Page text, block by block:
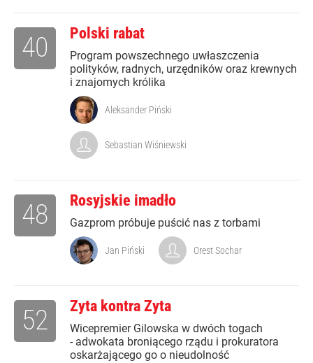
Polski rabat
Program powszechnego uwłaszczenia
polityków, radnych, urzędników oraz krewnych
i znajomych królika
40
Aleksander Piński
Sebastian Wiśniewski
Rosyjskie imadło
Gazprom próbuje puścić nas z torbami
48
Jan Piński Orest Sochar
Zyta kontra Zyta
Wicepremier Gilowska w dwóch togach
- adwokata broniącego rządu i prokuratora
oskarżającego go o nieudolność
52